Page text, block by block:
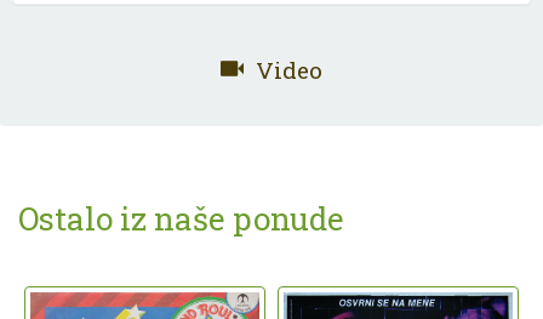
Video
Ostalo iz naše ponude